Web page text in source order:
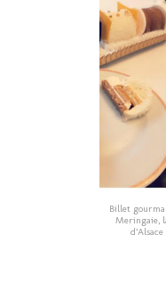
Billet
Meringaie,